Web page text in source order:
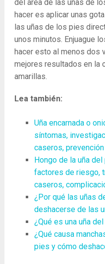
del área de las uñas de
hacer es aplicar unas
las uñas de los pies
unos minutos. Enjuague
hacer esto al menos dos
mejores resultados en la
amarillas.
Lea también:
Uña encarnada o
síntomas,
caseros, prevención
Hongo de la uña
factores de riesgo,
caseros,
¿Por qué las uñas
deshacerse de las
¿Qué es una uña
¿Qué causa
pies y cómo